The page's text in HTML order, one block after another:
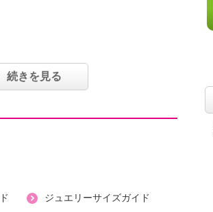
ベル）】
温）
可
続きを見る
ジュエリーサイズガイド